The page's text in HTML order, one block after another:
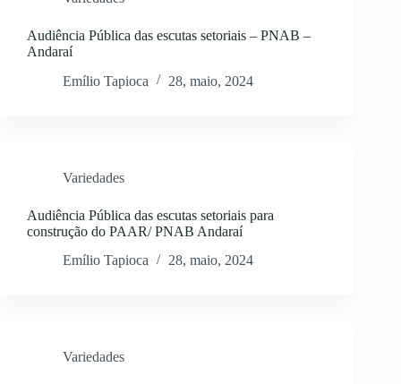
Audiência Pública das escutas setoriais – PNAB –
Andaraí
Emílio Tapioca
28, maio, 2024
Variedades
Audiência Pública das escutas setoriais para
construção do PAAR/ PNAB Andaraí
Emílio Tapioca
28, maio, 2024
Variedades